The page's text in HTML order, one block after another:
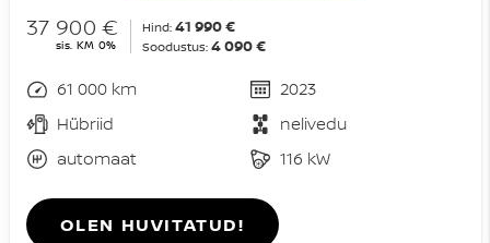
37 900 €
sis. KM 0%
Hind: 41 990 €
Soodustus: 4 090 €
61 000 km
2023
Hübriid
nelivedu
automaat
116 kW
OLEN HUVITATUD!